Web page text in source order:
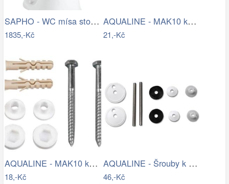
SAPHO - WC mísa stojící, 36x47cm, zadní…
1835,-Kč
AQUALINE - MAK10 kotvící sada pro WC…
21,-Kč
AQUALINE - MAK10 kotvící sada pro WC…
18,-Kč
AQUALINE - Šrouby k WC dřevěným…
46,-Kč